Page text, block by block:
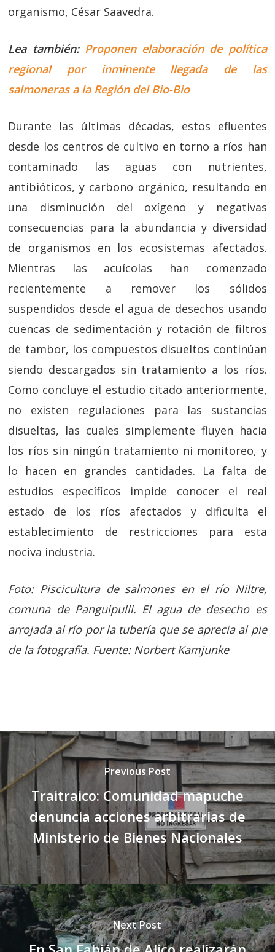
organismo, César Saavedra.
Lea también: Proponen elaboración de política
regional por inminente llegada de las
salmoneras a la Región del Bio-Bio
Durante las últimas décadas, estos efluentes
desde los centros de cultivo en torno a ríos han
contaminado las aguas con nutrientes,
antibióticos, y carbono orgánico, resultando en
una disminución del oxígeno y negativas
consecuencias para la abundancia y diversidad
de organismos en los ecosistemas afectados.
Mientras las acuícolas han comenzado
recientemente a remover los sólidos
suspendidos desde el agua de desechos usando
cuencas de sedimentación y rotación de filtros
de tambor, los compuestos disueltos continúan
siendo descargados sin tratamiento a los ríos.
Como concluye el estudio citado anteriormente,
no existen regulaciones para las sustancias
disueltas, las cuales simplemente fluyen hacia
los ríos sin ningún tratamiento ni monitoreo, y
lo hacen en grandes cantidades. La falta de
estudios específicos impide conocer el real
estado de los ríos afectados y dificulta el
establecimiento de restricciones para esta
nociva industria.
Foto: Piscicultura de salmones en el río Niltre,
comuna de Panguipulli. El agua de desecho es
arrojada al río por la tubería que se aprecia al pie
de la fotografía. Fuente: Norbert Kamjunke
Previous Post
Traitraico: Comunidad mapuche
denuncia acciones arbitrarias de
Ministerio de Bienes Nacionales
Next Post